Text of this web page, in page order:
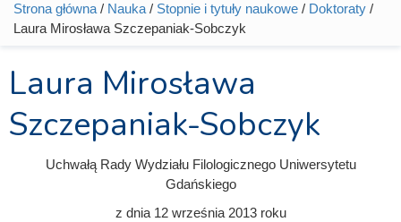
Jesteś tutaj
Strona główna / Nauka / Stopnie i tytuły naukowe / Doktoraty /
Laura Mirosława Szczepaniak-Sobczyk
Laura Mirosława
Szczepaniak-Sobczyk
Uchwałą Rady Wydziału Filologicznego Uniwersytetu
Gdańskiego
z dnia 12 września 2013roku